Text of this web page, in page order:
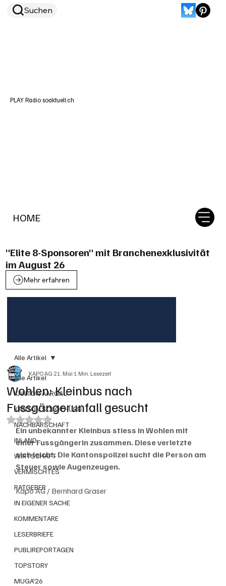
HOME
Suchen
PLAY Radio soaktuell.ch
"Elite 8-Sponsoren" mit Branchenexklusivität
im August 26
Mehr erfahren
Alle Artikel
KANTON AARGAU
KANTON SOLOTHURN
NACHBARSCHAFT
INLAND
WIRTSCHAFT
VERMISCHTES
RATGEBER
IN EIGENER SACHE
KOMMENTARE
LESERBRIEFE
PUBLIREPORTAGEN
TOPSTORY
MUGA'26
Alle Artikel
Wohlen: Kleinbus nach
Fussgängerunfall gesucht
KAPO AG21. Mai1 Min. Lesezeit
Mit NaN von 5 Sternen bewertet.
Ein unbekannter Kleinbus stiess in Wohlen mit
einer Fussgängerin zusammen. Diese verletzte
sich leicht. Die Kantonspolizei sucht die Person am
Steuer sowie Augenzeugen.
Kapo AG / Bernhard Graser